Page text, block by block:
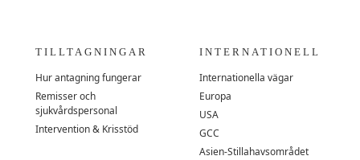
TILLTAGNINGAR
Hur antagning fungerar
Remisser och
sjukvårdspersonal
Intervention & Krisstöd
INTERNATIONELL
Internationella vägar
Europa
USA
GCC
Asien-Stillahavsområdet